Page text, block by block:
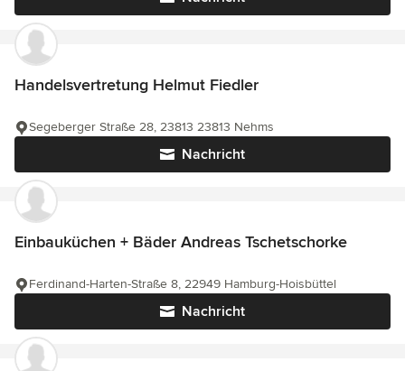
Handelsvertretung Helmut Fiedler
Nachricht
Segeberger Straße 28, 23813 23813 Nehms
Einbauküchen + Bäder Andreas Tschetschorke
Nachricht
Ferdinand-Harten-Straße 8, 22949 Hamburg-Hoisbüttel